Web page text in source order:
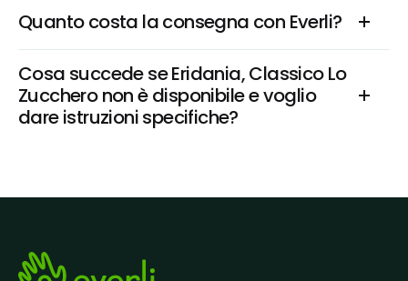
Quanto costa la consegna con Everli?
Cosa succede se Eridania, Classico Lo
Zucchero non è disponibile e voglio
dare istruzioni specifiche?